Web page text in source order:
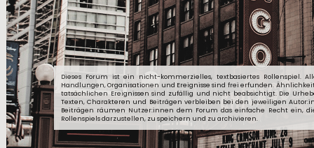
Dieses Forum ist ein nicht-kommerzielles, textbasiertes Rollenspiel.
Handlungen, Organisationen und Ereignisse sind frei erfunden.
tatsächlichen Ereignissen sind zufällig und nicht beabsichtigt. Die
Texten, Charakteren und Beiträgen verbleiben bei den jeweiligen
Beiträgen räumen Nutzer:innen dem Forum das einfache Recht ein,
Rollenspiels darzustellen, zu speichern und zu archivieren.